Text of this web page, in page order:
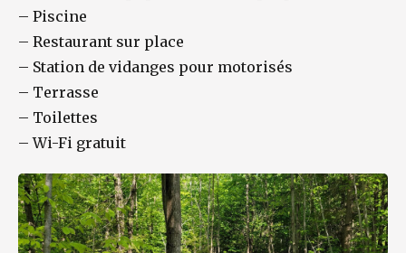
– Piscine
– Restaurant sur place
– Station de vidanges pour motorisés
– Terrasse
– Toilettes
–Wi-Fi gratuit